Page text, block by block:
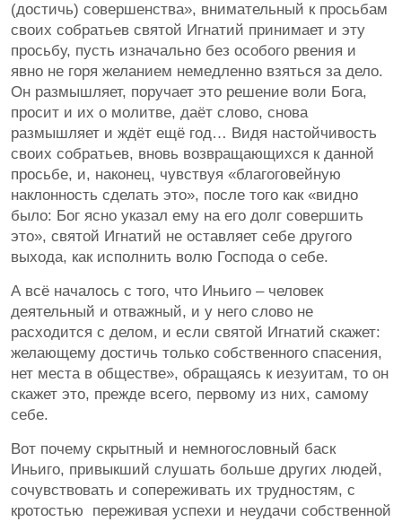
(достичь) совершенства», внимательный к просьбам
своих собратьев святой Игнатий принимает и эту
просьбу, пусть изначально без особого рвения и
явно не горя желанием немедленно взяться за дело.
Он размышляет, поручает это решение воли Бога,
просит и их о молитве, даёт слово, снова
размышляет и ждёт ещё год… Видя настойчивость
своих собратьев, вновь возвращающихся к данной
просьбе, и, наконец, чувствуя «благоговейную
наклонность сделать это», после того как «видно
было: Бог ясно указал ему на его долг совершить
это», святой Игнатий не оставляет себе другого
выхода, как исполнить волю Господа о себе.
А всё началось с того, что Иньиго – человек
деятельный и отважный, и у него слово не
расходится с делом, и если святой Игнатий скажет:
желающему достичь только собственного спасения,
нет места в обществе», обращаясь к иезуитам, то он
скажет это, прежде всего, первому из них, самому
себе.
Вот почему скрытный и немногословный баск
Иньиго, привыкший слушать больше других людей,
сочувствовать и сопереживать их трудностям, с
кротостью переживая успехи и неудачи собственной